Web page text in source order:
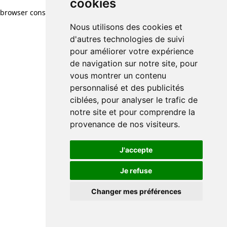
cookies
Nous utilisons des cookies et
d'autres technologies de suivi
pour améliorer votre expérience
de navigation sur notre site, pour
vous montrer un contenu
personnalisé et des publicités
ciblées, pour analyser le trafic de
notre site et pour comprendre la
provenance de nos visiteurs.
J'accepte
Je refuse
Changer mes préférences
browser console for more information)